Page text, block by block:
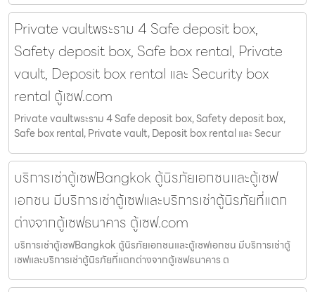
Private vaultพระราม 4 Safe deposit box,
Safety deposit box, Safe box rental, Private
vault, Deposit box rental และ Security box
rental ตู้เซฟ.com
Private vaultพระราม 4 Safe deposit box, Safety deposit box,
Safe box rental, Private vault, Deposit box rental และ Secur
บริการเช่าตู้เซฟBangkok ตู้นิรภัยเอกชนและตู้เซฟ
เอกชน มีบริการเช่าตู้เซฟและบริการเช่าตู้นิรภัยที่แตก
ต่างจากตู้เซฟธนาคาร ตู้เซฟ.com
บริการเช่าตู้เซฟBangkok ตู้นิรภัยเอกชนและตู้เซฟเอกชน มีบริการเช่าตู้
เซฟและบริการเช่าตู้นิรภัยที่แตกต่างจากตู้เซฟธนาคาร ต